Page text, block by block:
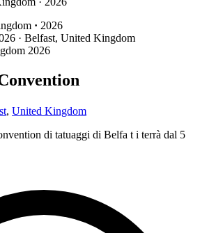
· 2026
· Belfast, United Kingdom
2026
, United Kingdom
di tatuaggi di Belfa t i terrà dal 5